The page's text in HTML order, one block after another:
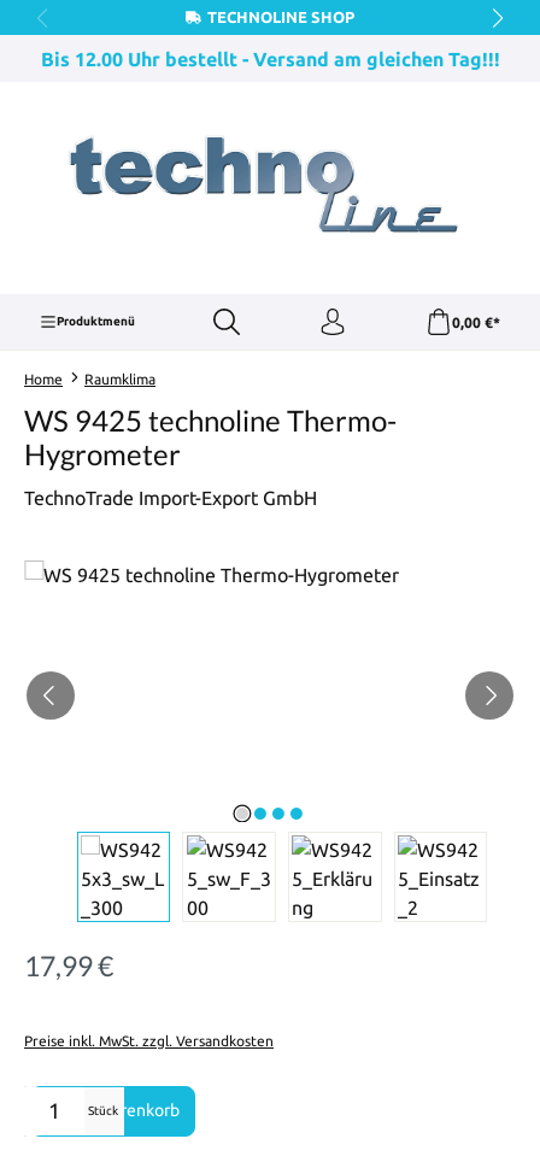
Zum Hauptinhalt springenTECHNOLINE SHOP
Bis 12.00 Uhr bestellt - Versand am gleichen Tag!!!
Produktmenü 0,00 €*
Home Raumklima
WS 9425 technoline Thermo-
Hygrometer
TechnoTrade Import-Export GmbH
Bildergalerie überspringen
Regulärer Preis:
17,99 €
Preise inkl. MwSt. zzgl. Versandkosten
Produkt Anzahl: Gib den gewünschten Wert ein oder benutze die
Stück
In den Warenkorb